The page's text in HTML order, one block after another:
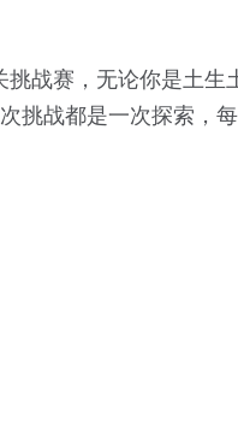
战赛，无论你是土生
挑战都是一次探索，